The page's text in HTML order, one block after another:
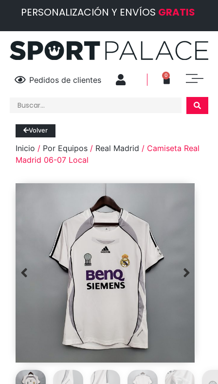
PERSONALIZACIÓN Y ENVÍOS GRATIS
Pedidos de clientes 0
Volver
Inicio / Por Equipos / Real Madrid / Camiseta Real
Madrid 06-07 Local